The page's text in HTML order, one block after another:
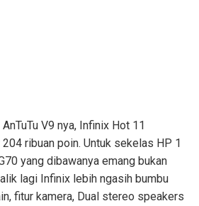
V9 nya, Infinix Hot 11
ribuan poin. Untuk sekelas HP 1
yang dibawanya emang bukan
lagi Infinix lebih ngasih bumbu
fitur kamera, Dual stereo speakers